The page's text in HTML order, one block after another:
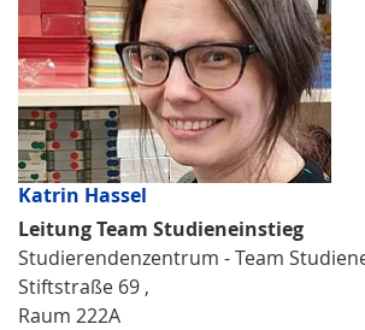
Katrin Hassel
Leitung Team Studieneinstieg
Studierendenzentrum - Team
Stiftstraße 69 ,
Raum 222A